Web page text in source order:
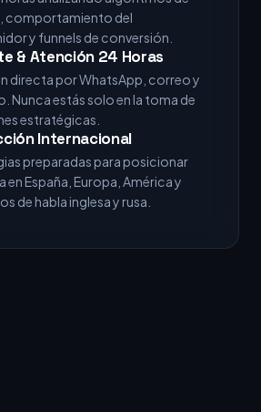
comportamiento del
y funnels de conversión.
& Atención 24 Horas
directa por WhatsApp, correo y
Nunca estás solo en la toma de
estratégicas.
Internacional
preparadas para posicionar
en España, Europa, América y
de habla inglesa y rusa.